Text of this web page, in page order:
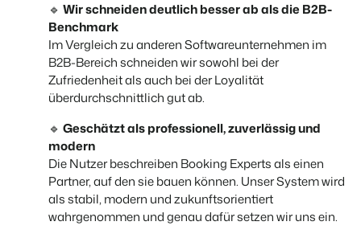
BEX Übersicht
Entdecke die unzähligen Vorteile der Booking Experts
Plattform.
Für Ferienparks
Entdecke die Vorteile von Booking Experts für Ferienparks.
App Store
Mach die Plattform zu deiner eigenen mithilfe der
Anbindung zu anderen Systemen.
FRÜBUCHERSAISON
Praktische Tipps für die wichtigsten
Buchungswochen des Jahres.
Zum Blog
Schlüsselloser Zugang bei Camping de
Paal mit EasySecure
Kundenstory lesen
🔹 Wir schneiden deutlich besser ab als die B2B-
Benchmark
Im Vergleich zu anderen Softwareunternehmen im
B2B-Bereich schneiden wir sowohl bei der
Zufriedenheit als auch bei der Loyalität
überdurchschnittlich gut ab.
🔹 Geschätzt als professionell, zuverlässig und
modern
Die Nutzer beschreiben Booking Experts als einen
Partner, auf den sie bauen können. Unser System wird
als stabil, modern und zukunftsorientiert
wahrgenommen und genau dafür setzen wir uns ein.